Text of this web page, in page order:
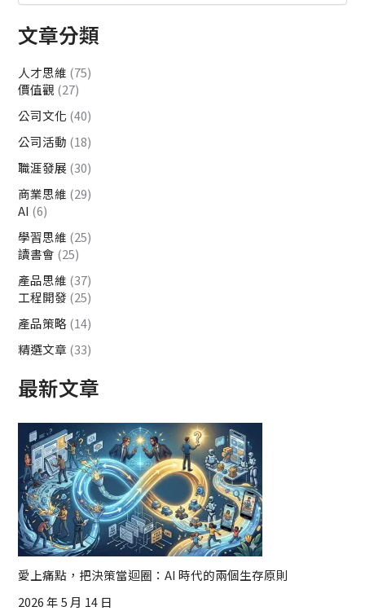
文章分類
人才思維 (75)
價值觀 (27)
公司文化 (40)
公司活動 (18)
職涯發展 (30)
商業思維 (29)
AI (6)
學習思維 (25)
讀書會 (25)
產品思維 (37)
工程開發 (25)
產品策略 (14)
精選文章 (33)
最新文章
愛上痛點，把決策當迴圈：AI 時代的兩個生存原則
2026 年 5 月 14 日